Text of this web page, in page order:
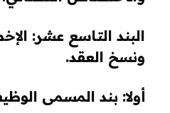
البند التاسع عشر:
ونسخ العقد.
أولا: بند المسمى